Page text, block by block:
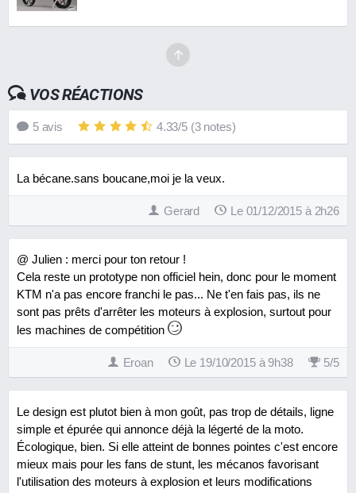
VOS RÉACTIONS
5avis 4.33/5 (3notes)
La bécane.sans boucane,moi je la veux.
Gerard Le 01/12/2015 à 2h26
@ Julien : merci pour ton retour !
Cela reste un prototype non officiel hein, donc pour le moment
KTM n'a pas encore franchi le pas... Ne t'en fais pas, ils ne
sont pas prêts d'arrêter les moteurs à explosion, surtout pour
les machines de compétition
Eroan Le 19/10/2015 à 9h38 5/5
Le design est plutot bien à mon goût, pas trop de détails, ligne
simple et épurée qui annonce déjà la légerté de la moto.
Écologique, bien. Si elle atteint de bonnes pointes c'est encore
mieux mais pour les fans de stunt, les mécanos favorisant
l'utilisation des moteurs à explosion et leurs modifications